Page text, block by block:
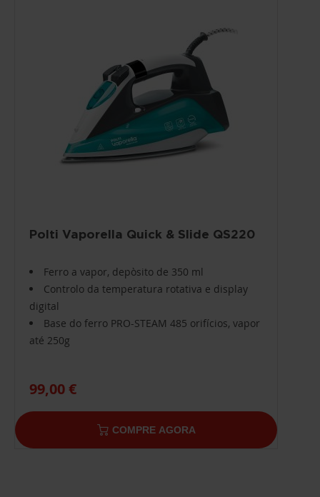
Polti Vaporella Quick & Slide QS220
Ferro a vapor, depòsito de 350 ml
Controlo da temperatura rotativa e display
digital
Base do ferro PRO-STEAM 485 orifícios, vapor
até 250g
99,00 €
COMPRE AGORA